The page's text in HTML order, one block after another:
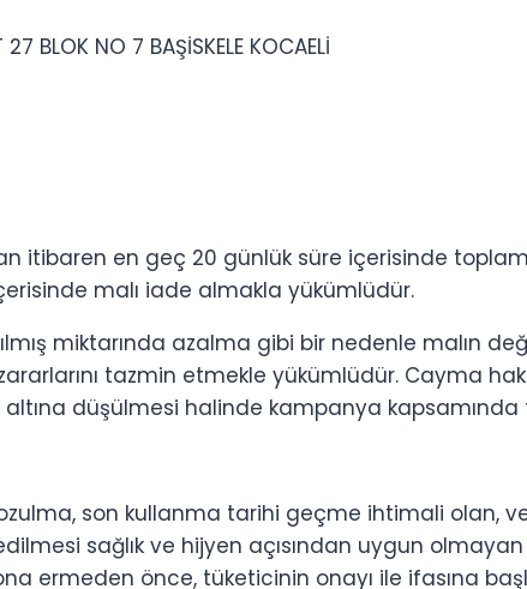
27 BLOK NO 7 BAŞİSKELE KOCAELİ
itibaren en geç 20 günlük süre içerisinde toplam
malı iade almakla yükümlüdür.
miktarında azalma gibi bir nedenle malın
zararlarını tazmin etmekle yükümlüdür. Cayma
düşülmesi halinde kampanya
son kullanma tarihi geçme ihtimali olan,
sağlık ve hijyen açısından uygun
ermeden önce, tüketicinin onayı ile ifasına